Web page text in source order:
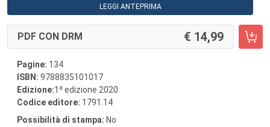
LEGGI ANTEPRIMA
PDF CON DRM 14,99
Pagine: 134
ISBN: 9788835101017
Edizione:1 a edizione 2020
Codice editore: 1791.14
Possibilità di stampa: No